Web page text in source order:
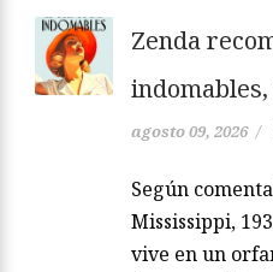
Zenda
agosto 09, 2026 /
Según
Mississippi,
vive en un